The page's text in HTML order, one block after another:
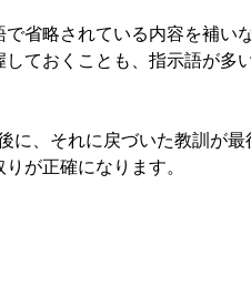
省略されている内容を補い
ておくことも、指示語が多
、それに戻づいた教訓が最
が正確になります。